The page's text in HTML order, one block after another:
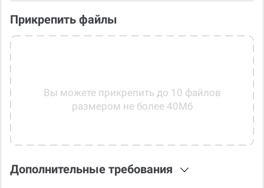
Прикрепить файлы
Вы можете прикрепить до 10 файлов
размером не более 40Мб
Дополнительные требования